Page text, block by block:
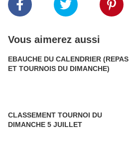
Vous aimerez aussi
EBAUCHE DU CALENDRIER (REPAS
ET TOURNOIS DU DIMANCHE)
CLASSEMENT TOURNOI DU
DIMANCHE 5 JUILLET